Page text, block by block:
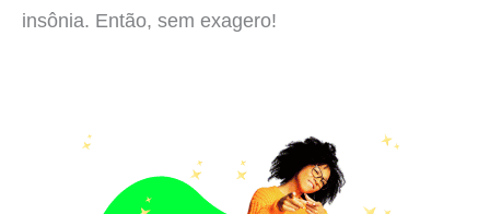
insônia. Então, sem exagero!